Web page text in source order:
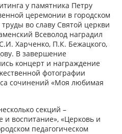
у памятника Петру
церемонии в городском
во славу Святой церкви
Всеволод наградил
Харченко, П.К. Бежацкого,
В завершение
концерт и награждение
фотографии
сочинений «Моя любимая
секций –
и воспитание», «Церковь и
педагогическом